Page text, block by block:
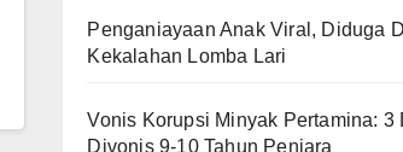
Penganiayaan Anak Viral, Diduga
Kekalahan Lomba Lari
Vonis Korupsi Minyak Pertamina: 3
Divonis 9-10 Tahun Penjara